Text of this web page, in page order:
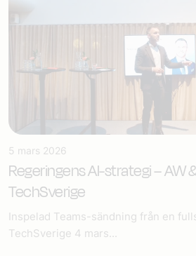
5 mars 2026
Regeringens AI-strategi – AW
TechSverige
Inspelad Teams-sändning från en
TechSverige 4 mars...